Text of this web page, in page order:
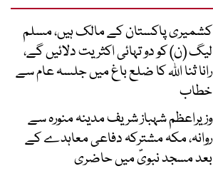
کشمیری پاکستان کے مالک ہیں، مسلم
لیگ (ن) کو دو تہائی اکثریت دلائیں گے،
رانا ثنا اللہ کا ضلع باغ میں جلسہ عام سے
خطاب
وزیراعظم شہباز شریف مدینہ منورہ سے
روانہ، مکہ مشترکہ دفاعی معاہدے کے
بعد مسجد نبویؐ میں حاضری